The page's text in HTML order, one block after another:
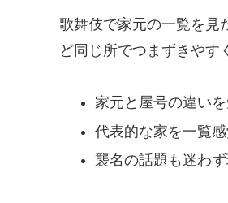
歌舞伎で家元の一覧を見
ど同じ所でつまずきやす
家元と屋号の違い
代表的な家を一覧
襲名の話題も迷わ